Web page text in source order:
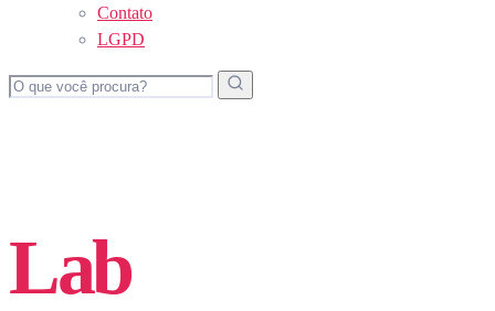
Contato
LGPD
Lab